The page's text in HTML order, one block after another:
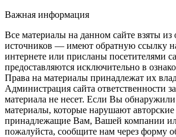
Важная информация
Все материалы на данном сайте взяты
источников — имеют обратную ссылку
интернете или присланы посетителями
предоставляются исключительно в
Права на материалы принадлежат их
Администрация сайта ответственности
материала не несет. Если Вы
материалы, которые нарушают авторские
принадлежащие Вам, Вашей компании
пожалуйста, сообщите нам через форму